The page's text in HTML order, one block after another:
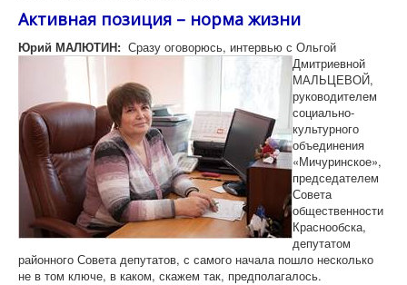
Активная позиция – норма жизни
Юрий МАЛЮТИН: Сразу оговорюсь, интервью с Ольгой
Дмитриевной
МАЛЬЦЕВОЙ,
руководителем
социально­
культурного
объединения
«Мичуринское»,
председателем
Совета
общественности
Краснообска,
депутатом
районного Совета депутатов, с самого начала пошло несколько
не в том ключе, в каком, скажем так, предполагалось.